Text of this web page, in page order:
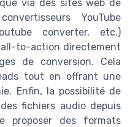
via des sites web de
YouTube
converter, etc.)
to-action directement
de conversion. Cela
tout en offrant une
Enfin, la possibilité de
fichiers audio depuis
proposer des formats